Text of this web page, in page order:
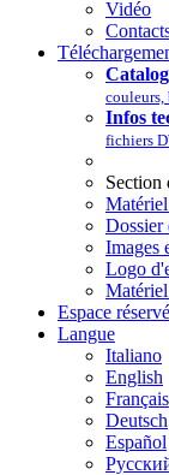
Vidéo
couleurs,
Infos
fichiers
Section
Dossier
Images
Logo
Espace réservé
Langue
Italiano
English
Français
Deutsch
Español